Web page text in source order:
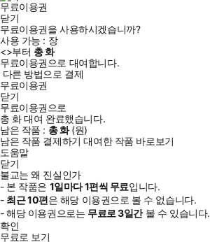
무료이용권
닫기
무료이용권을 사용하시겠습니까?
사용 가능 : 장
<>부터 총화
무료이용권으로 대여합니다.
다른 방법으로 결제
무료이용권
닫기
무료이용권으로
총 화대여 완료했습니다.
남은 작품 : 총화(원)
남은 작품 결제하기 대여한 작품 바로보기
도움말
닫기
불교는 왜 진실인가
- 본 작품은 1일마다1편씩 무료입니다.
- 최근10편은 해당 이용권으로 볼 수 없습니다.
- 해당 이용권으로는 무료로3일간볼 수 있습니다.
확인
무료로 보기